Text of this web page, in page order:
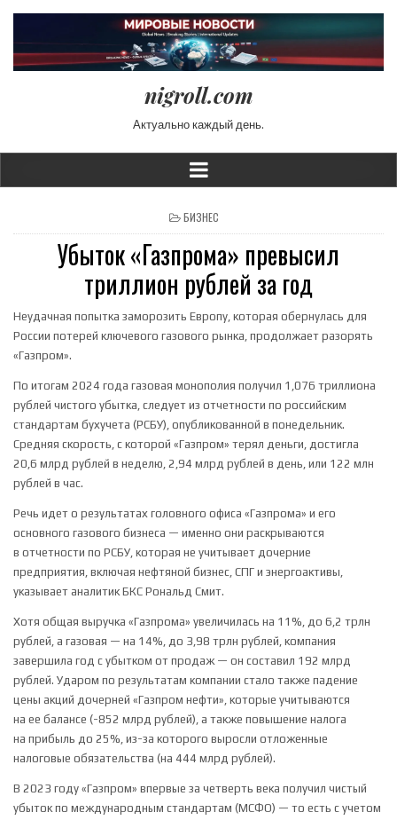
nigroll.com
Актуально каждый день.
POSTED IN
БИЗНЕС
Убыток «Газпрома» превысил
триллион рублей за год
Неудачная попытка заморозить Европу, которая обернулась для
России потерей ключевого газового рынка, продолжает разорять
«Газпром».
По итогам 2024 года газовая монополия получил 1,076 триллиона
рублей чистого убытка, следует из отчетности по российским
стандартам бухучета (РСБУ), опубликованной в понедельник.
Средняя скорость, с которой «Газпром» терял деньги, достигла
20,6 млрд рублей в неделю, 2,94 млрд рублей в день, или 122 млн
рублей в час.
Речь идет о результатах головного офиса «Газпрома» и его
основного газового бизнеса — именно они раскрываются
в отчетности по РСБУ, которая не учитывает дочерние
предприятия, включая нефтяной бизнес, СПГ и энергоактивы,
указывает аналитик БКС Рональд Смит.
Хотя общая выручка «Газпрома» увеличилась на 11%, до 6,2 трлн
рублей, а газовая — на 14%, до 3,98 трлн рублей, компания
завершила год с убытком от продаж — он составил 192 млрд
рублей. Ударом по результатам компании стало также падение
цены акций дочерней «Газпром нефти», которые учитываются
на ее балансе (-852 млрд рублей), а также повышение налога
на прибыль до 25%, из-за которого выросли отложенные
налоговые обязательства (на 444 млрд рублей).
В 2023 году «Газпром» впервые за четверть века получил чистый
убыток по международным стандартам (МСФО) — то есть с учетом